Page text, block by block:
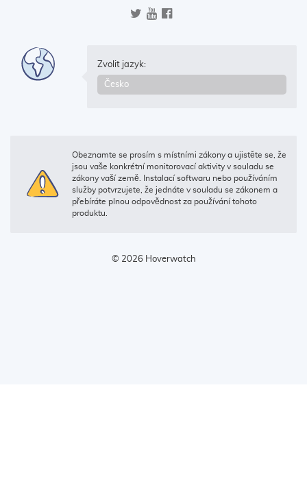
Zvolit jazyk:
Obeznamte se prosím s místními zákony a ujistěte se, že
jsou vaše konkrétní monitorovací aktivity v souladu se
zákony vaší země. Instalací softwaru nebo používáním
služby potvrzujete, že jednáte v souladu se zákonem a
přebíráte plnou odpovědnost za používání tohoto
produktu.
© 2026 Hoverwatch